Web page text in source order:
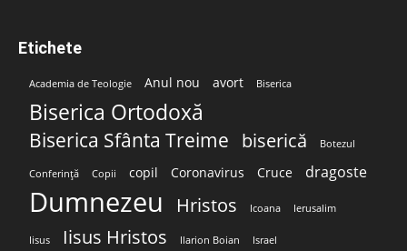
Etichete
Academia de Teologie Anul nou avort Biserica
Biserica Ortodoxă
Biserica Sfânta Treime biserică Botezul
Conferință Copii copil Coronavirus Cruce dragoste
Dumnezeu Hristos Icoana Ierusalim
Iisus Iisus Hristos Ilarion Boian Israel